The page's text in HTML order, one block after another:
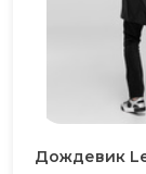
Дождевик